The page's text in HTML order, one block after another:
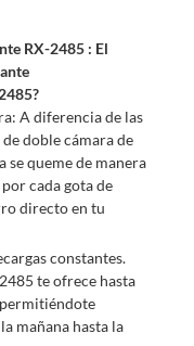
que no tienen este
puedan ser devueltos,
el producto
y sin uso, tal como te lo
través de una descarga
o programas
RX-2485 : El
A diferencia de las
doble cámara de
se queme de manera
cada gota de
directo en tu
constantes.
te ofrece hasta
mañana hasta la